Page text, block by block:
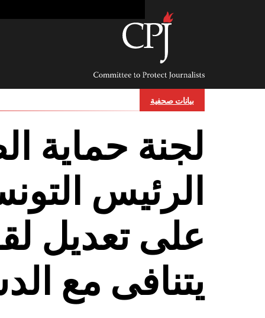
Committee
Protect
Journalists
بيانات صحفية
لجنة حماية
الرئيس
على تعديل
يتنافى مع